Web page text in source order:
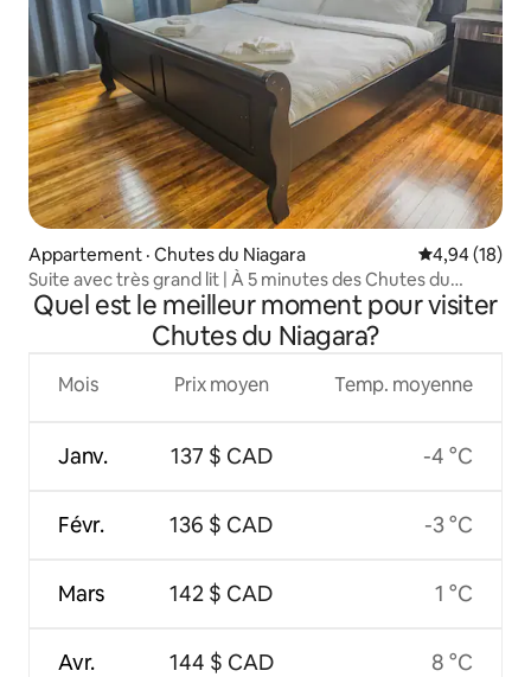
Appartement · Chutes du Niagara Note
4,94 (18)
Suite avec très grand lit | À 5 minutes des Chutes du
Niagara
Quel est le meilleur moment pour visiter
Chutes du Niagara?
Mois
Janv.
Févr.
Mars
Avr.
Prix moyen
137 $ CAD
136 $ CAD
142 $ CAD
144 $ CAD
Temp. moyenne
-4 °C
-3 °C
1 °C
8 °C